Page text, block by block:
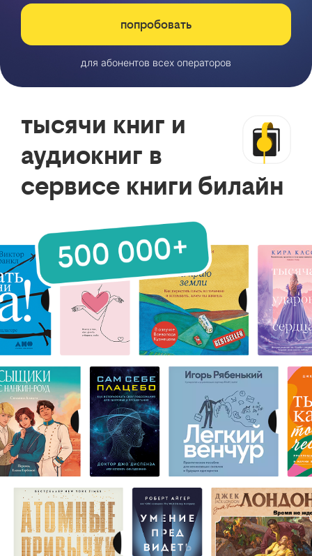
попробовать
для абонентов всех операторов
тысячи книг и
аудиокниг в
сервисе книги билайн